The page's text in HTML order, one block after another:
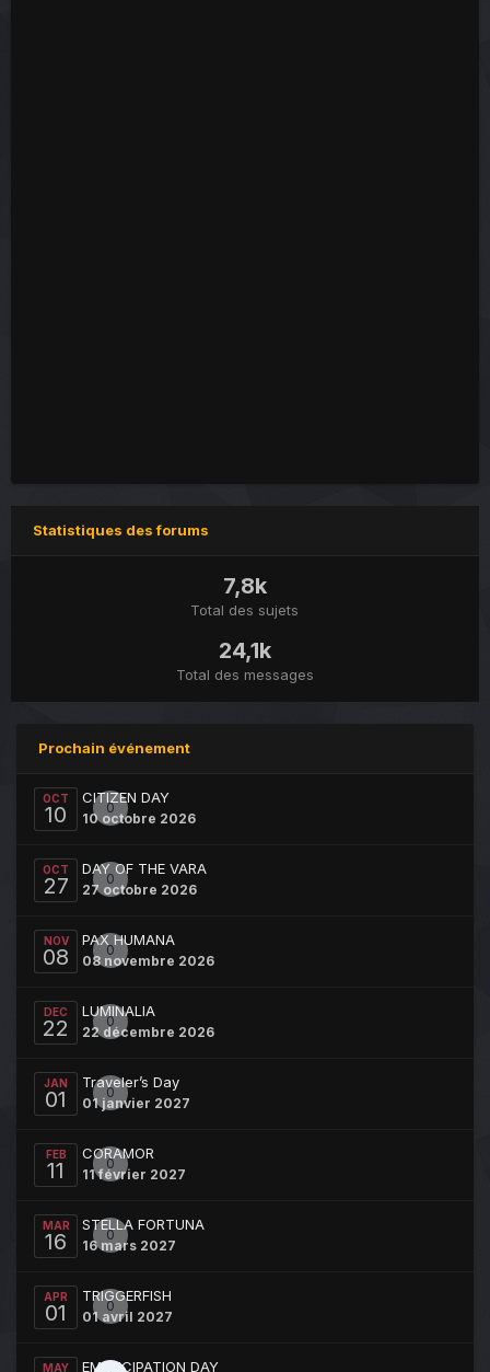
Statistiques des forums
7,8k
Total des sujets
24,1k
Total des messages
Prochain événement
OCT
10 0
CITIZEN DAY
10 octobre 2026
OCT
27 0
DAY OF THE VARA
27 octobre 2026
NOV
08 0
PAX HUMANA
08 novembre 2026
DEC
22 0
LUMINALIA
22 décembre 2026
JAN
01 0
Traveler’s Day
01 janvier 2027
FEB
11 0
CORAMOR
11 février 2027
MAR
16 0
STELLA FORTUNA
16 mars 2027
APR
01 0
TRIGGERFISH
01 avril 2027
MAY EMANCIPATION DAY